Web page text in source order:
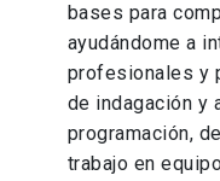
bases para
ayudándome a
profesionales y
de indagación y
programación,
trabajo en